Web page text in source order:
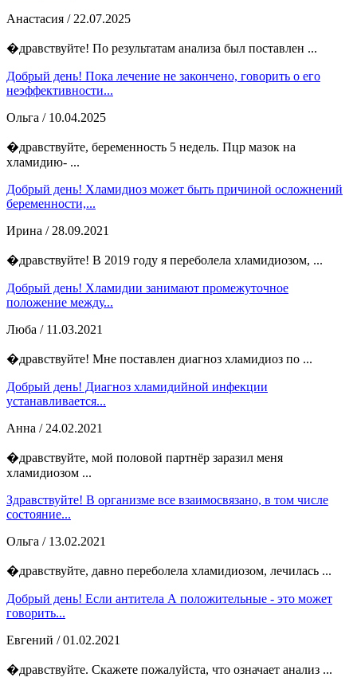
Анастасия / 22.07.2025
�дравствуйте! По результатам анализа был поставлен ...
Добрый день! Пока лечение не закончено, говорить о его
неэффективности...
Ольга / 10.04.2025
�дравствуйте, беременность 5 недель. Пцр мазок на
хламидию- ...
Добрый день! Хламидиоз может быть причиной осложнений
беременности,...
Ирина / 28.09.2021
�дравствуйте! В 2019 году я переболела хламидиозом, ...
Добрый день! Хламидии занимают промежуточное
положение между...
Люба / 11.03.2021
�дравствуйте! Мне поставлен диагноз хламидиоз по ...
Добрый день! Диагноз хламидийной инфекции
устанавливается...
Анна / 24.02.2021
�дравствуйте, мой половой партнёр заразил меня
хламидиозом ...
Здравствуйте! В организме все взаимосвязано, в том числе
состояние...
Ольга / 13.02.2021
�дравствуйте, давно переболела хламидиозом, лечилась ...
Добрый день! Если антитела А положительные - это может
говорить...
Евгений / 01.02.2021
�дравствуйте. Скажете пожалуйста, что означает анализ ...